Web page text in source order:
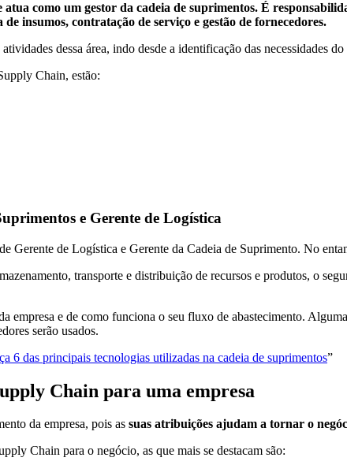
como um gestor da cadeia de suprimentos. É
insumos, contratação de serviço e gestão de fornecedores.
dessa área, indo desde a identificação das necessidades
Chain, estão:
e Gerente de Logística
Gerente de Logística e Gerente da Cadeia de Suprimento. No
transporte e distribuição de recursos e produtos, o
empresa e de como funciona o seu fluxo de abastecimento.
serão usados.
6 das principais tecnologias utilizadas na cadeia de suprimentos”
Chain para uma empresa
da empresa, pois as suas atribuições ajudam a tornar o
Chain para o negócio, as que mais se destacam são: